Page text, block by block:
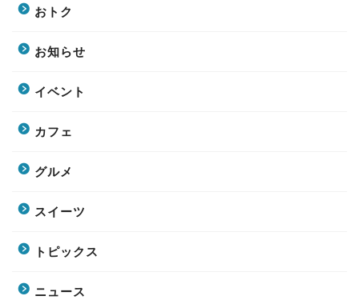
おトク
お知らせ
イベント
カフェ
グルメ
スイーツ
トピックス
ニュース